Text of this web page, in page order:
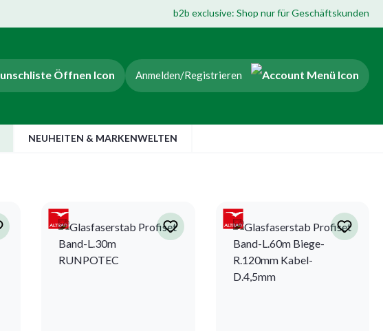
b2b exclusive: Shop nur für Geschäftskunden
Anmelden/Registrieren
NEUHEITEN & MARKENWELTEN